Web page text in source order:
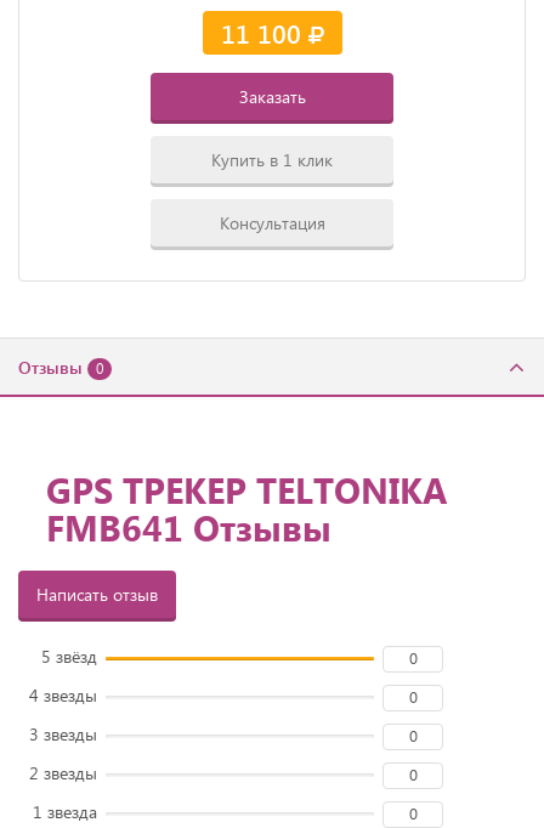
11 100
Заказать
Купить в 1 клик
Консультация
Отзывы 0
GPS ТРЕКЕР TELTONIKA
FMB641 Отзывы
Написать отзыв
5 звёзд 0
4 звезды 0
3 звезды 0
2 звезды 0
1 звезда 0